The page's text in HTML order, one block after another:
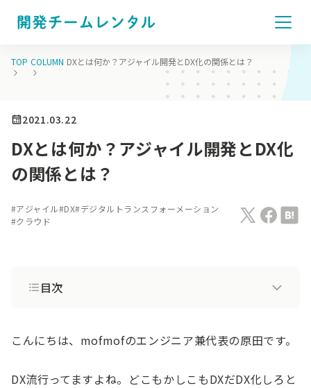
TOP COLUMN DXとは何か？アジャイル開発とDX化の関係とは？
2021.03.22
DXとは何か？アジャイル開発とDX化
の関係とは？
#アジャイル#DX#デジタルトランスフォーメーション
#クラウド
目次
こんにちは、mofmofのエンジニア兼代表の原田です。
DX流行ってますよね。どこもかしこもDXだDX化しろと